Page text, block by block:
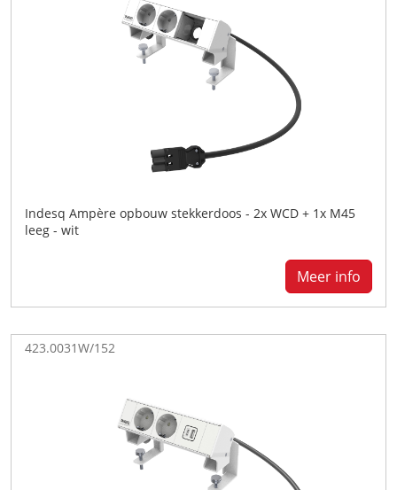
Indesq Ampère opbouw stekkerdoos - 2x WCD + 1x M45
leeg - wit
Meer info
423.0031W/152